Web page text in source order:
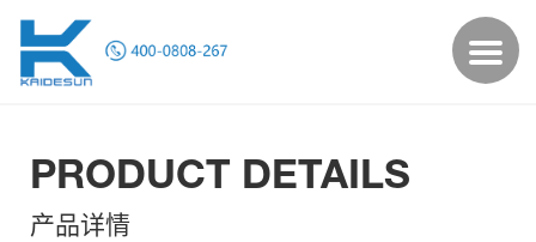
PRODUCT DETAILS
产品详情